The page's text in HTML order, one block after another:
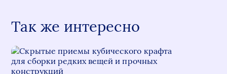
Так же интересно